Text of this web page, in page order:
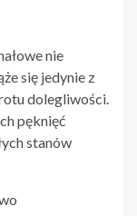
nie
się jedynie z
dolegliwości.
pęknięć
stanów